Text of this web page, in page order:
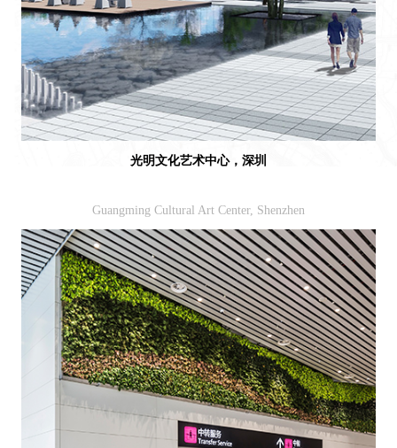
光明文化艺术中心，深圳
Guangming Cultural Art Center, Shenzhen